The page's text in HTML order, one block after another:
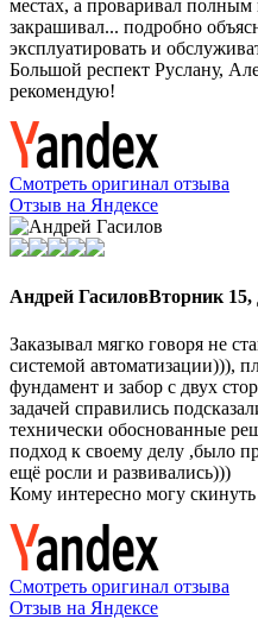
местах, а проваривал
закрашивал... подробно
эксплуатировать и
Большой респект Руслану,
рекомендую!
Смотреть оригинал отзыва
Отзыв на Яндексе
Андрей ГасиловВторник 15,
Заказывал мягко говоря не
системой автоматизации))),
фундамент и забор с двух
задачей справились
технически обоснованные
подход к своему делу ,было
ещё росли и развивались)))
Кому интересно могу скинуть
Смотреть оригинал отзыва
Отзыв на Яндексе